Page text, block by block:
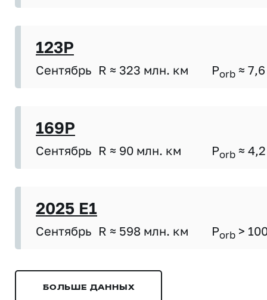
123P
Сентябрь R ≈ 323 млн. км Porb ≈ 7,6
169P
Сентябрь R ≈ 90 млн. км Porb ≈ 4,2
2025 E1
Сентябрь R ≈ 598 млн. км Porb >
БОЛЬШЕ ДАННЫХ